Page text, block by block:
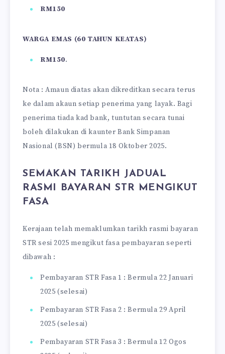
RM150
WARGA EMAS (60 TAHUN KEATAS)
RM150.
Nota : Amaun diatas akan dikreditkan secara terus
ke dalam akaun setiap penerima yang layak. Bagi
penerima tiada kad bank, tuntutan secara tunai
boleh dilakukan di kaunter Bank Simpanan
Nasional (BSN) bermula 18 Oktober 2025.
SEMAKAN TARIKH JADUAL
RASMI BAYARAN STR MENGIKUT
FASA
Kerajaan telah memaklumkan tarikh rasmi bayaran
STR sesi 2025 mengikut fasa pembayaran seperti
dibawah :
Pembayaran STR Fasa 1 : Bermula 22 Januari
2025 (selesai)
Pembayaran STR Fasa 2 : Bermula 29 April
2025 (selesai)
Pembayaran STR Fasa 3 : Bermula 12 Ogos